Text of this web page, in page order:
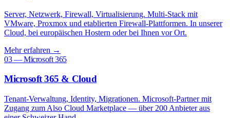
Server, Netzwerk, Firewall, Virtualisierung. Multi-Stack mit
VMware, Proxmox und etablierten Firewall-Plattformen. In unserer
Cloud, bei europäischen Hostern oder bei Ihnen vor Ort.
Mehr erfahren →
03 — Microsoft 365
Microsoft 365 & Cloud
Tenant-Verwaltung, Identity, Migrationen. Microsoft-Partner mit
Zugang zum Also Cloud Marketplace — über 200 Anbieter aus